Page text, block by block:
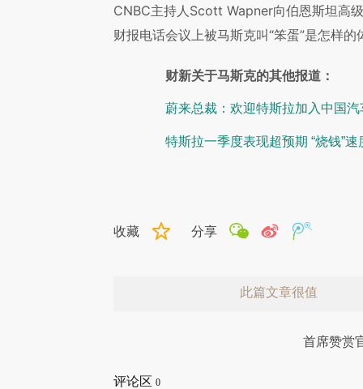
CNBC主持人Scott Wapner向伯恩斯坦高
财报电话会议上被马斯克叫“笨蛋”是怎样的
财新关于马斯克的其他报道：
蔚来总裁：欢迎特斯拉加入中国
特斯拉一季度表现超预期 “烧钱”速
收藏 分享
此篇文章很值
首席赞赏
评论区 0